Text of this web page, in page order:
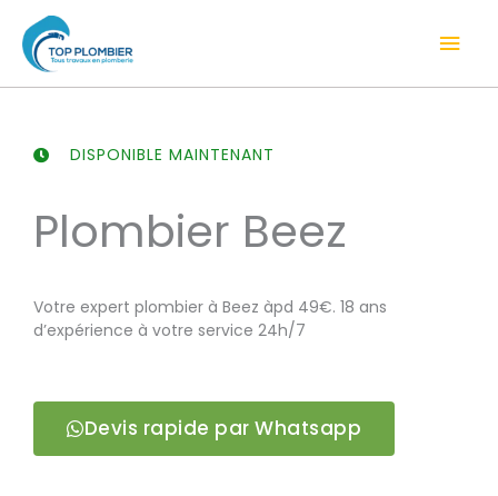
contenu
DISPONIBLE MAINTENANT
Plombier Beez
Votre expert plombier à Beez àpd 49€. 18 ans
d’expérience à votre service 24h/7
Devis rapide par Whatsapp